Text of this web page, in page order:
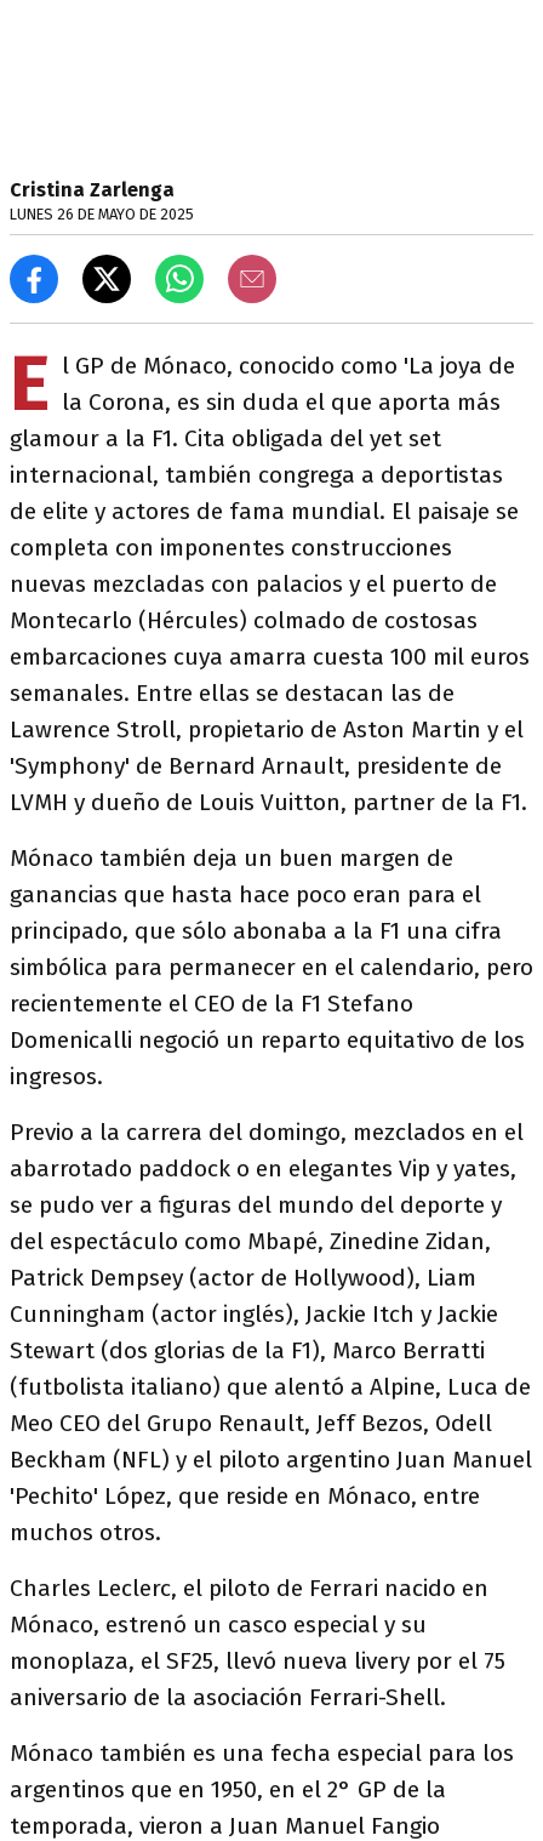
Cristina Zarlenga
LUNES 26 DE MAYO DE 2025
E
l GP de Mónaco, conocido como 'La joya de
la Corona, es sin duda el que aporta más
glamour a la F1. Cita obligada del yet set
internacional, también congrega a deportistas
de elite y actores de fama mundial. El paisaje se
completa con imponentes construcciones
nuevas mezcladas con palacios y el puerto de
Montecarlo (Hércules) colmado de costosas
embarcaciones cuya amarra cuesta 100 mil euros
semanales. Entre ellas se destacan las de
Lawrence Stroll, propietario de Aston Martin y el
'Symphony' de Bernard Arnault, presidente de
LVMH y dueño de Louis Vuitton, partner de la F1.
Mónaco también deja un buen margen de
ganancias que hasta hace poco eran para el
principado, que sólo abonaba a la F1 una cifra
simbólica para permanecer en el calendario, pero
recientemente el CEO de la F1 Stefano
Domenicalli negoció un reparto equitativo de los
ingresos.
Previo a la carrera del domingo, mezclados en el
abarrotado paddock o en elegantes Vip y yates,
se pudo ver a figuras del mundo del deporte y
del espectáculo como Mbapé, Zinedine Zidan,
Patrick Dempsey (actor de Hollywood), Liam
Cunningham (actor inglés), Jackie Itch y Jackie
Stewart (dos glorias de la F1), Marco Berratti
(futbolista italiano) que alentó a Alpine, Luca de
Meo CEO del Grupo Renault, Jeff Bezos, Odell
Beckham (NFL) y el piloto argentino Juan Manuel
'Pechito' López, que reside en Mónaco, entre
muchos otros.
Charles Leclerc, el piloto de Ferrari nacido en
Mónaco, estrenó un casco especial y su
monoplaza, el SF25, llevó nueva livery por el 75
aniversario de la asociación Ferrari-Shell.
Mónaco también es una fecha especial para los
argentinos que en 1950, en el 2° GP de la
temporada, vieron a Juan Manuel Fangio